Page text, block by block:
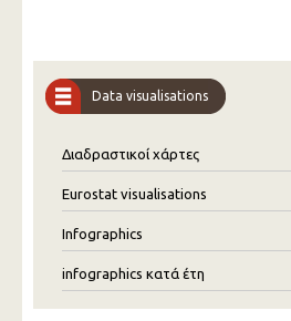
Data visualisations
Διαδραστικοί χάρτες
Eurostat visualisations
Infographics
infographics κατά έτη